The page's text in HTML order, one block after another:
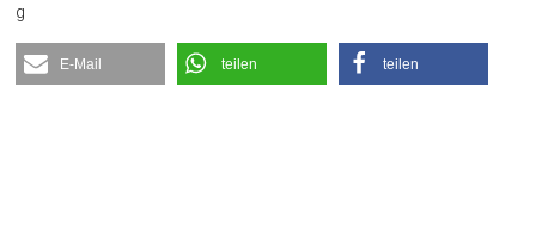
g
E-Mail teilen teilen